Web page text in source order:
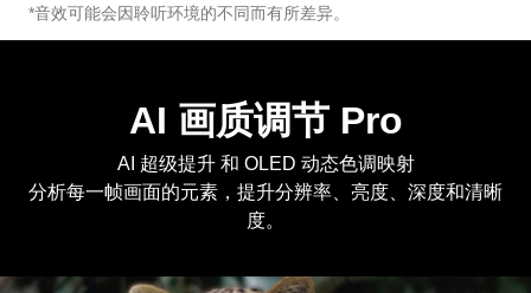
*音效可能会因聆听环境的不同而有所差异。
AI 画质调节 Pro
AI 超级提升 和 OLED 动态色调映射
分析每一帧画面的元素，提升分辨率、亮度、深度和清晰
度。